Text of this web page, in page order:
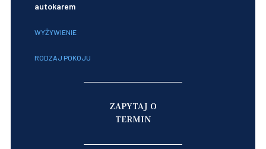
autokarem
WYŻYWIENIE
RODZAJ POKOJU
ZAPYTAJ O
TERMIN